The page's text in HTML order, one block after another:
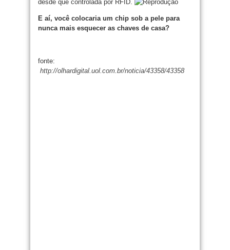
desde que controlada por RFID.
E aí, você colocaria um chip sob a pele para
nunca mais esquecer as chaves de casa?
fonte:
http://olhardigital.uol.com.br/noticia/43358/43358